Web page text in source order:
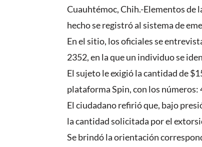
Cuauhtémoc, Chih.-Elementos de
hecho se registró al sistema de
En el sitio, los oficiales se
2352, en la que un individuo se
El sujeto le exigió la cantidad de
plataforma Spin, con los
El ciudadano refirió que, bajo
la cantidad solicitada por el
Se brindó la orientación